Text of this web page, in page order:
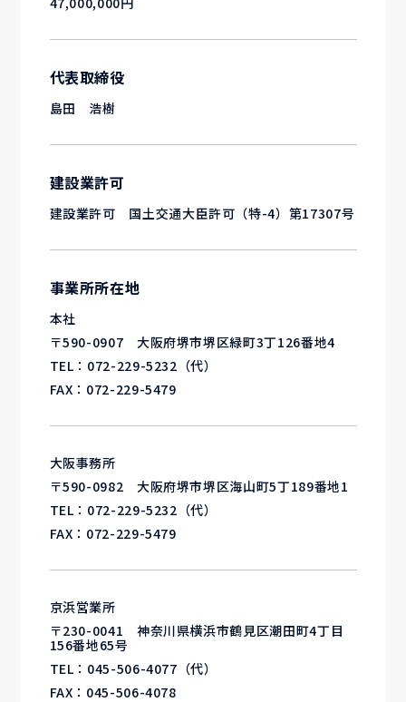
代表取締役
島田 浩樹
建設業許可
建設業許可 国土交通大臣許可（特-4）第17307号
事業所所在地
本社
〒590-0907 大阪府堺市堺区緑町3丁126番地4
TEL： 072-229-5232 （代）
FAX：072-229-5479
大阪事務所
〒590-0982 大阪府堺市堺区海山町5丁189番地1
TEL： 072-229-5232 （代）
FAX：072-229-5479
京浜営業所
〒230-0041 神奈川県横浜市鶴見区潮田町4丁目
156番地65号
TEL： 045-506-4077 （代）
FAX：045-506-4078